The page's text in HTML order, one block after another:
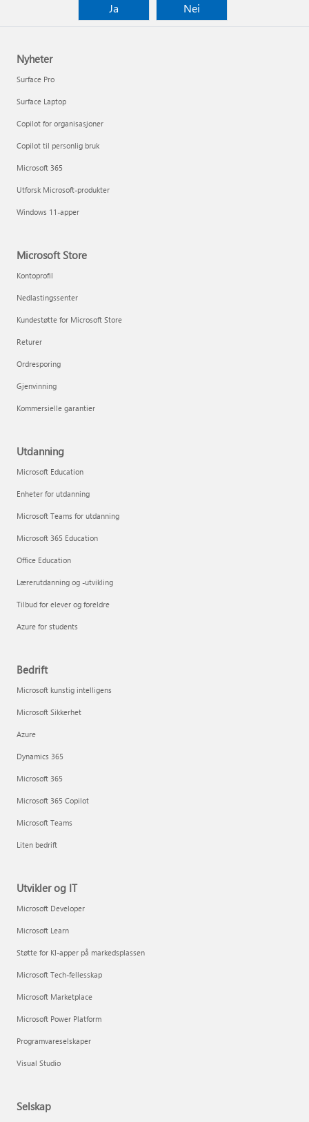
Ja
Nei
Nyheter
Surface Pro
Surface Laptop
Copilot for organisasjoner
Copilot til personlig bruk
Microsoft 365
Utforsk Microsoft-produkter
Windows 11-apper
Microsoft Store
Kontoprofil
Nedlastingssenter
Kundestøtte for Microsoft Store
Returer
Ordresporing
Gjenvinning
Kommersielle garantier
Utdanning
Microsoft Education
Enheter for utdanning
Microsoft Teams for utdanning
Microsoft 365 Education
Office Education
Lærerutdanning og -utvikling
Tilbud for elever og foreldre
Azure for students
Bedrift
Microsoft kunstig intelligens
Microsoft Sikkerhet
Azure
Dynamics 365
Microsoft 365
Microsoft 365 Copilot
Microsoft Teams
Liten bedrift
Utvikler og IT
Microsoft Developer
Microsoft Learn
Støtte for KI-apper på markedsplassen
Microsoft Tech-fellesskap
Microsoft Marketplace
Microsoft Power Platform
Programvareselskaper
Visual Studio
Selskap